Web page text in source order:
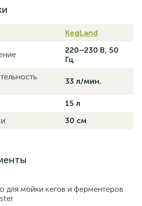
KegLand
220–230 В, 50
Гц
33 л/мин.
15 л
30 см
для мойки кегов и ферментеров